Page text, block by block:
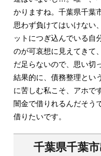
かりますね。千葉県千葉
思わず負けてはいけない
ットにつぎ込んでいる自
のが可哀想に見えてきて
だ足らないので、思い切
結果的に、債務整理とい
に苦しむ私こそ、アホで
闇金で借りれるんだそう
借りたいです。
千葉県千葉